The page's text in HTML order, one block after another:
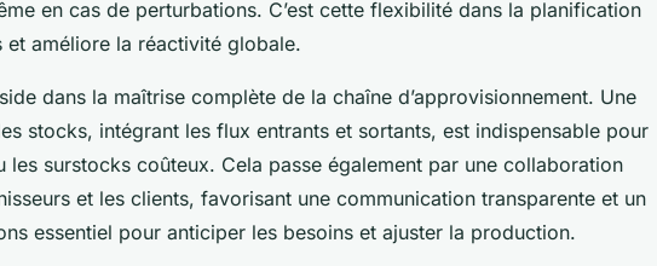
en cas de perturbations. C’est cette flexibilité dans la planification
et améliore la réactivité globale.
dans la maîtrise complète de la chaîne d’approvisionnement. Une
stocks, intégrant les flux entrants et sortants, est indispensable pour
les surstocks coûteux. Cela passe également par une collaboration
et les clients, favorisant une communication transparente et un
essentiel pour anticiper les besoins et ajuster la production.